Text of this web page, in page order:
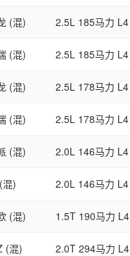
(混) 2.5L 185马力 L4
(混) 2.5L 185马力 L4
(混) 2.5L 178马力 L4
(混) 2.5L 178马力 L4
(混) 2.0L 146马力 L4
) 2.0L 146马力 L4
(混) 1.5T 190马力 L4
(混) 2.0T 294马力 L4